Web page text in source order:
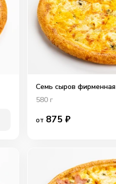
Семь сыров фирменная
580г
от 875 ₽